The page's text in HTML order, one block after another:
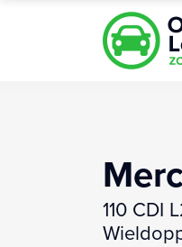
110 CDI